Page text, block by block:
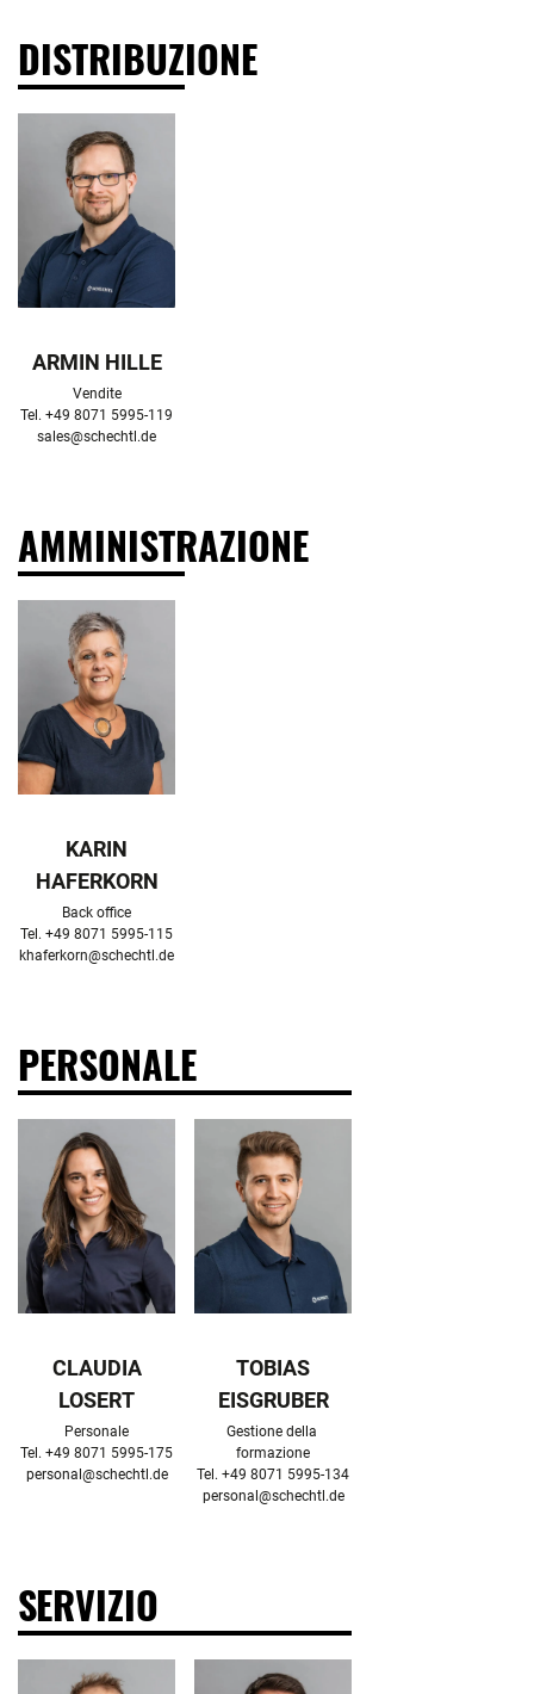
DISTRIBUZIONE
ARMIN HILLE
Vendite
sales@schechtl.de
AMMINISTRAZIONE
KARIN
HAFERKORN
Back office
khaferkorn@schechtl.de
PERSONALE
CLAUDIA
LOSERT
Personale
personal@schechtl.de
TOBIAS
EISGRUBER
Gestione della
formazione
personal@schechtl.de
SERVIZIO